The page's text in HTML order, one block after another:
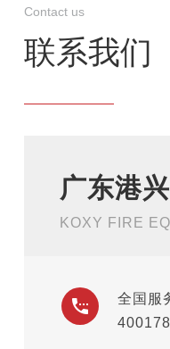
Contact us
联系我们
广东港
KOXY FIRE
全国服